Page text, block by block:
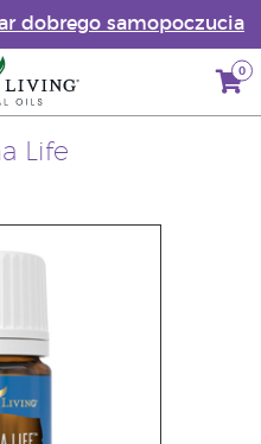
dobrego samopoczucia
0
Life